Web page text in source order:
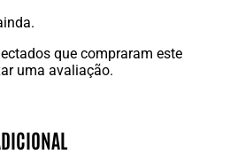
que compraram este
uma avaliação.